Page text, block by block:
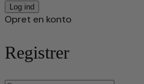
Opret en konto
Registrer